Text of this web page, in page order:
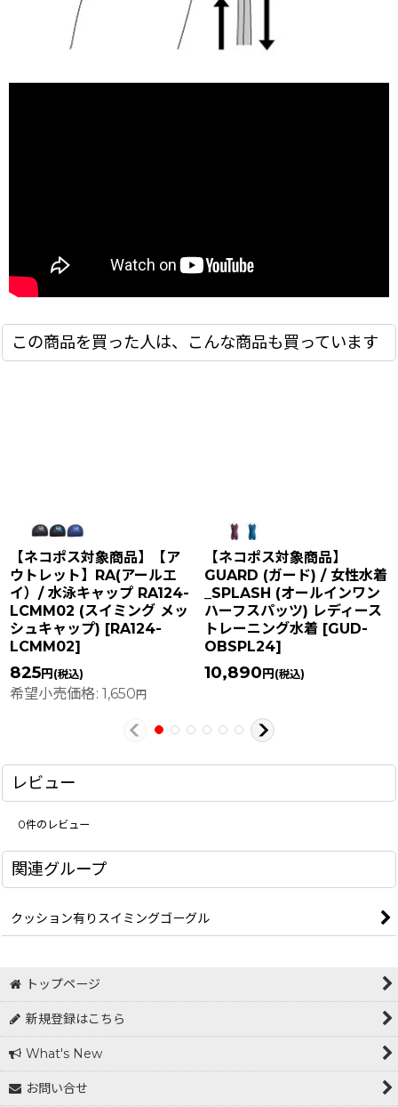
この商品を買った人は、こんな商品も買っています
【ネコポス対象商品】【ア
ウトレット】RA(アールエ
イ）/ 水泳キャップ RA124-
LCMM02 (スイミング メッ
シュキャップ) [RA124-
LCMM02]
825円 (税込)
希望小売価格: 1,650 円
【ネコポス対象商品】
GUARD (ガード) / 女性水着
_SPLASH (オールインワン
ハーフスパッツ) レディース
トレーニング水着 [GUD-
OBSPL24]
10,890円 (税込)
レビュー
0件のレビュー
関連グループ
クッション有りスイミングゴーグル
トップページ
新規登録はこちら
What's New
お問い合せ